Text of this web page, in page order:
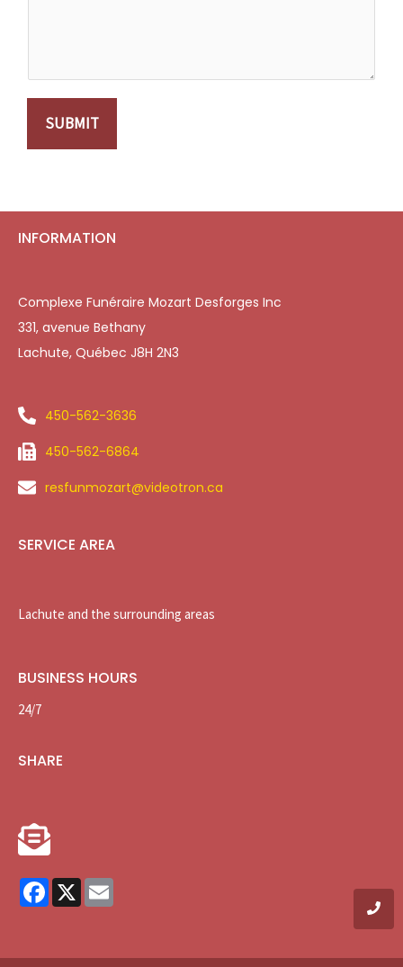
SUBMIT
INFORMATION
Complexe Funéraire Mozart Desforges Inc
331, avenue Bethany
Lachute, Québec J8H 2N3
450-562-3636
450-562-6864
resfunmozart@videotron.ca
SERVICE AREA
Lachute and the surrounding areas
BUSINESS HOURS
24/7
SHARE
Facebook
X